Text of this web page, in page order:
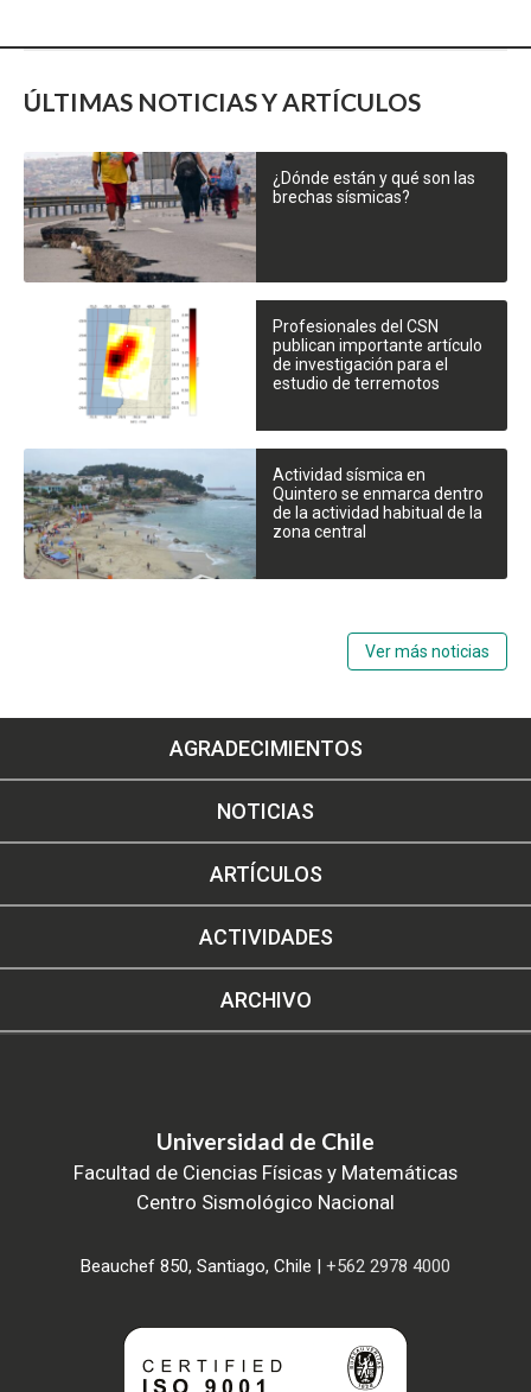
ÚLTIMAS NOTICIAS Y ARTÍCULOS
¿Dónde están y qué son las
brechas sísmicas?
Profesionales del CSN
publican importante artículo
de investigación para el
estudio de terremotos
Actividad sísmica en
Quintero se enmarca dentro
de la actividad habitual de la
zona central
Ver más noticias
AGRADECIMIENTOS
NOTICIAS
ARTÍCULOS
ACTIVIDADES
ARCHIVO
Universidad de Chile
Facultad de Ciencias Físicas y Matemáticas
Centro Sismológico Nacional
Beauchef 850, Santiago, Chile | +562 2978 4000